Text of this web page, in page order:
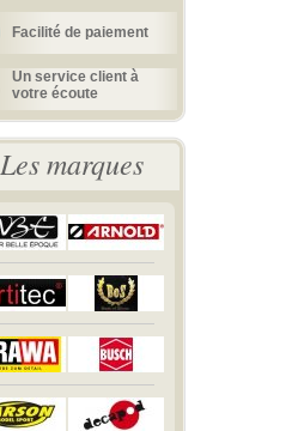
Facilité de paiement
Un service client à
votre écoute
Les marques